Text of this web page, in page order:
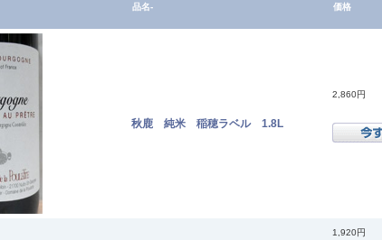
品名- 価格
秋鹿 純米 稲穂ラベル 1.8L
2,860円
1,920円